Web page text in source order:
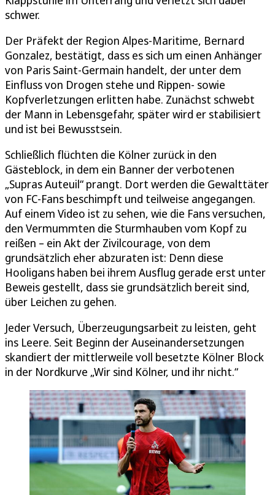
schwer.
Der Präfekt der Region Alpes-Maritime, Bernard
Gonzalez, bestätigt, dass es sich um einen Anhänger
von Paris Saint-Germain handelt, der unter dem
Einfluss von Drogen stehe und Rippen- sowie
Kopfverletzungen erlitten habe. Zunächst schwebt
der Mann in Lebensgefahr, später wird er stabilisiert
und ist bei Bewusstsein.
Schließlich flüchten die Kölner zurück in den
Gästeblock, in dem ein Banner der verbotenen
„Supras Auteuil“ prangt. Dort werden die Gewalttäter
von FC-Fans beschimpft und teilweise angegangen.
Auf einem Video ist zu sehen, wie die Fans versuchen,
den Vermummten die Sturmhauben vom Kopf zu
reißen – ein Akt der Zivilcourage, von dem
grundsätzlich eher abzuraten ist: Denn diese
Hooligans haben bei ihrem Ausflug gerade erst unter
Beweis gestellt, dass sie grundsätzlich bereit sind,
über Leichen zu gehen.
Jeder Versuch, Überzeugungsarbeit zu leisten, geht
ins Leere. Seit Beginn der Auseinandersetzungen
skandiert der mittlerweile voll besetzte Kölner Block
in der Nordkurve „Wir sind Kölner, und ihr nicht.“